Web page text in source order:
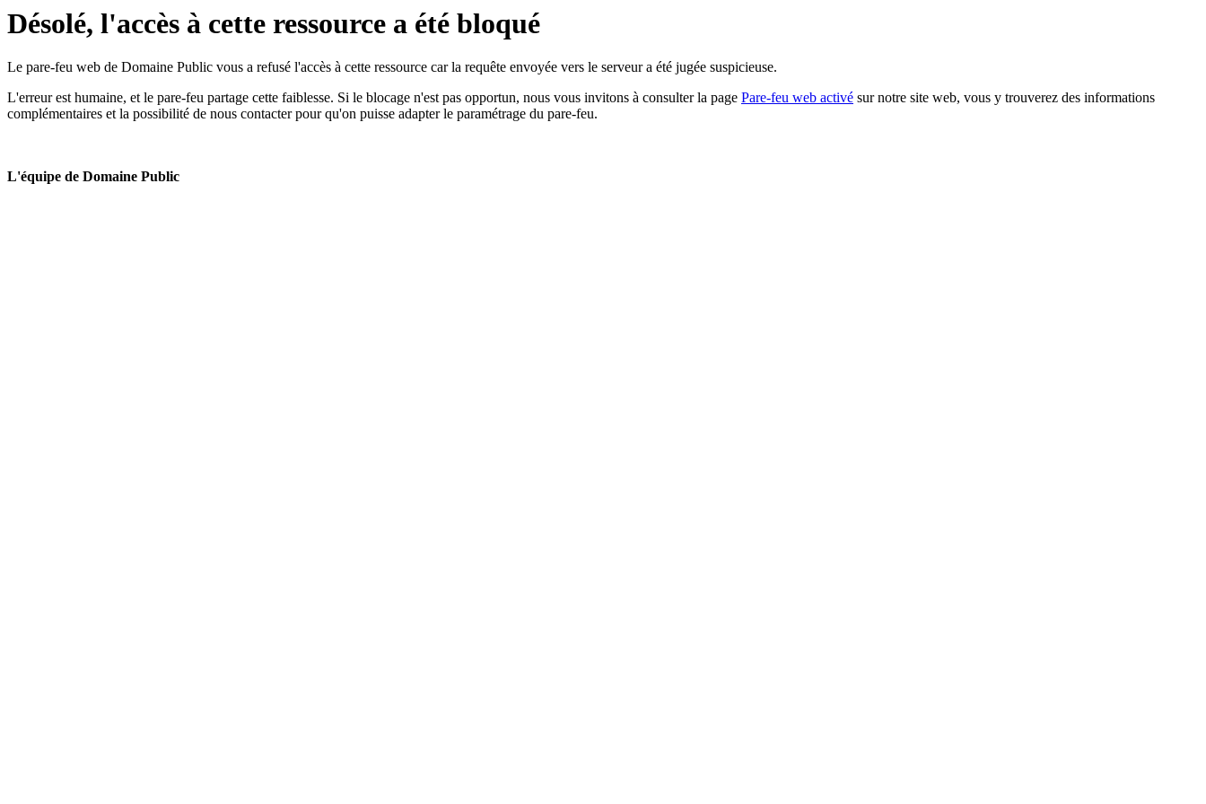
Désolé, l'accès à cette ressource a été bloqué
Le pare-feu web de Domaine Public vous a refusé l'accès à cette ressource car la requête envoyée vers le serveur a été jugée suspicieuse.
L'erreur est humaine, et le pare-feu partage cette faiblesse. Si le blocage n'est pas opportun, nous vous invitons à consulter la page Pare-feu web activé sur notre site web, vous y trouverez des informations
complémentaires et la possibilité de nous contacter pour qu'on puisse adapter le paramétrage du pare-feu.
L'équipe de Domaine Public